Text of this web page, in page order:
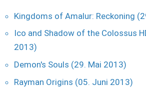
Kingdoms of Amalur: Reckoning
Ico and Shadow of the Colossus
2013)
Demon's Souls (29. Mai 2013)
Rayman Origins (05. Juni 2013)